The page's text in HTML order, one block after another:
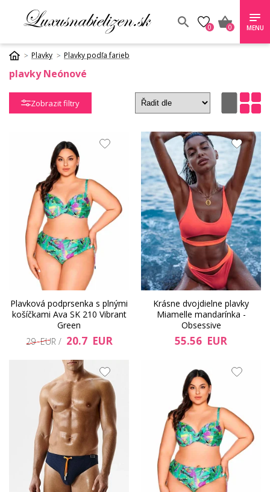
0 0 MENU
Plavky Plavky podľa farieb
plavky Neónové
Zobrazit filtry
Plavková podprsenka s plnými
košíčkami Ava SK 210 Vibrant
Green
29 EUR / 20.7 EUR
Krásne dvojdielne plavky
Miamelle mandarínka -
Obsessive
55.56 EUR